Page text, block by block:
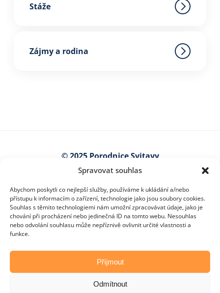
Spravovat souhlas
Abychom poskytli co nejlepší služby, používáme k ukládání a/nebo
přístupu k informacím o zařízení, technologie jako jsou soubory cookies.
Souhlas s těmito technologiemi nám umožní zpracovávat údaje, jako je
chování při procházení nebo jedinečná ID na tomto webu. Nesouhlas
nebo odvolání souhlasu může nepříznivě ovlivnit určité vlastnosti a
funkce.
Příjmout
Odmítnout
Stáže
Zájmy a rodina
© 2025 Porodnice Svitavy
Kollárova 7
Najít na mapě
lucie.kavanova@nempk.cz